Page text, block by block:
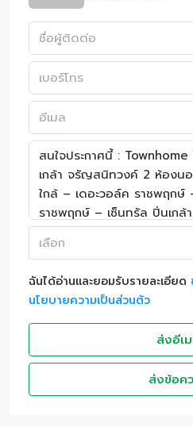
เลือก
ฉันได้อ่านและยอมรับรายละเอียด
นโยบายความเป็นส่วนตัว
ส่งอีเ
ส่งข้อค